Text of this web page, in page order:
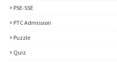
PSE-SSE
PTC Admission
Puzzle
Quiz